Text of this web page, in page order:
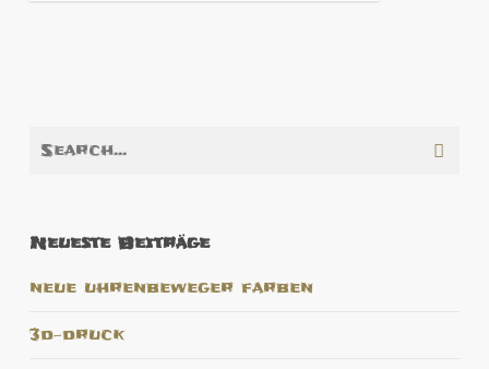
Neueste Beiträge
neue uhrenbeweger farben
3d-druck